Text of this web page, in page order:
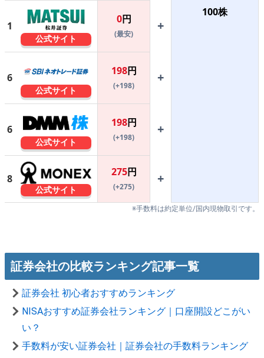
100株
1
公式サイト
0円
(最安)
+
6
公式サイト
198円
(+198)
+
6
公式サイト
198円
(+198)
+
8
公式サイト
275円
(+275)
+
※手数料は約定単位/国内現物取引です。
証券会社の比較ランキング記事一覧
証券会社 初心者おすすめランキング
NISAおすすめ証券会社ランキング｜口座開設どこがい
い？
手数料が安い証券会社｜証券会社の手数料ランキング